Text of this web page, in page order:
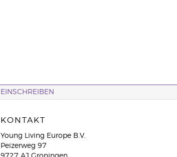
EINSCHREIBEN
KONTAKT
Young Living Europe B.V.
Peizerweg 97